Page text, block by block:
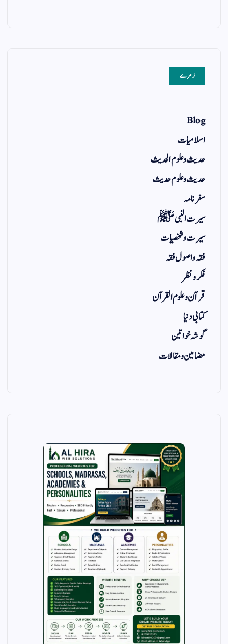
زمرے
Blog
اسلامیات
حدیث و علوم الحدیث
حدیث و علوم حدیث
سفر نامہ
سیرت النبی ﷺ
سیرت و شخصیات
فقہ و اصول فقہ
فکر و نظر
قرآن و علوم القرآن
کتابی دنیا
گوشہ خواتین
مضامین و مقالات